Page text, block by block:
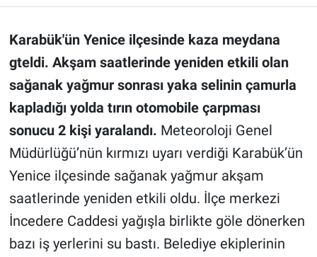
Karabük'ün Yenice ilçesinde kaza meydana
gteldi. Akşam saatlerinde yeniden etkili olan
sağanak yağmur sonrası yaka selinin çamurla
kapladığı yolda tırın otomobile çarpması
sonucu 2 kişi yaralandı. Meteoroloji Genel
Müdürlüğü’nün kırmızı uyarı verdiği Karabük’ün
Yenice ilçesinde sağanak yağmur akşam
saatlerinde yeniden etkili oldu. İlçe merkezi
İncedere Caddesi yağışla birlikte göle dönerken
bazı iş yerlerini su bastı. Belediye ekiplerinin